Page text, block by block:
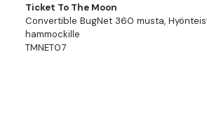
Ticket To The Moon
Convertible BugNet 360 musta,
hammockille
TMNET07